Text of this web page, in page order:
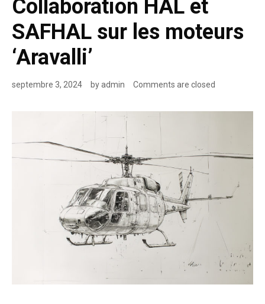
Collaboration HAL et
SAFHAL sur les moteurs
‘Aravalli’
septembre 3, 2024 byadmin Comments are closed